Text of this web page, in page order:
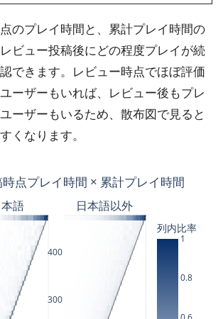
のプレイ時間と、累計プレイ時間の
ビュー投稿後にどの程度プレイが続
できます。レビュー時点でほぼ評価
ーザーもいれば、レビュー後もプレ
ーザーもいるため、散布図で見ると
くなります。